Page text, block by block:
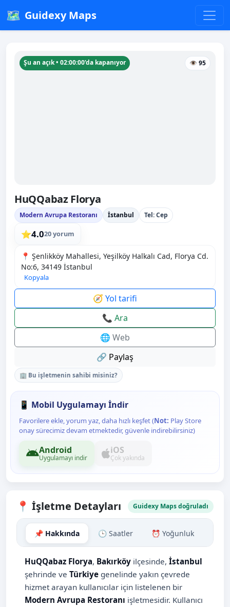
🗺️ Guidexy Maps
Şu an açık • 02:00:00’da kapanıyor 👁 95
HuQQabaz Florya
Modern Avrupa Restoranı İstanbul Tel: Cep
⭐4.020 yorum
📍 Şenlikköy Mahallesi, Yeşilköy Halkalı Cad, Florya Cd.
No:6, 34149 İstanbul
Kopyala
🧭 Yol tarifi
📞 Ara
🌐 Web
🔗 Paylaş
🏢 Bu işletmenin sahibi misiniz?
📱 Mobil Uygulamayı İndir
Favorilere ekle, yorum yaz, daha hızlı keşfet (Not: Play Store
onay sürecimiz devam etmektedir, güvenle indirebilirsiniz)
Android
Uygulamayı indir
iOS
Çok yakında
📍 İşletme Detayları Guidexy Maps doğruladı
📌 Hakkında 🕒 Saatler ⏰ Yoğunluk
HuQQabaz Florya, Bakırköy ilçesinde, İstanbul
şehrinde ve Türkiye genelinde yakın çevrede
hizmet arayan kullanıcılar için listelenen bir
Modern Avrupa Restoranı işletmesidir. Kullanıcı